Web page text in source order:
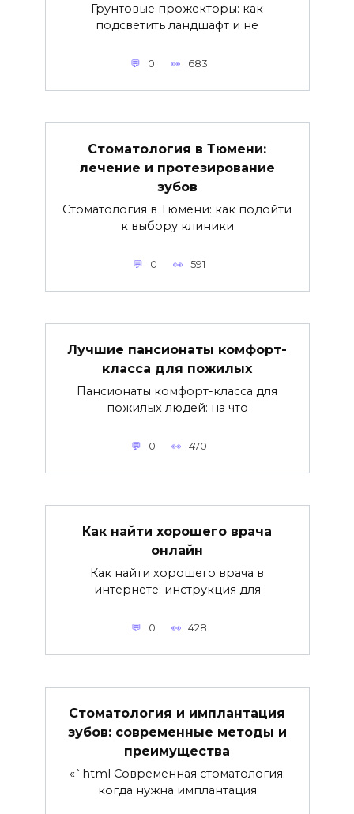
Грунтовые прожекторы: как
подсветить ландшафт и не
0 683
Стоматология в Тюмени:
лечение и протезирование
зубов
Стоматология в Тюмени: как подойти
к выбору клиники
0 591
Лучшие пансионаты комфорт-
класса для пожилых
Пансионаты комфорт-класса для
пожилых людей: на что
0 470
Как найти хорошего врача
онлайн
Как найти хорошего врача в
интернете: инструкция для
0 428
Стоматология и имплантация
зубов: современные методы и
преимущества
«`html Современная стоматология:
когда нужна имплантация